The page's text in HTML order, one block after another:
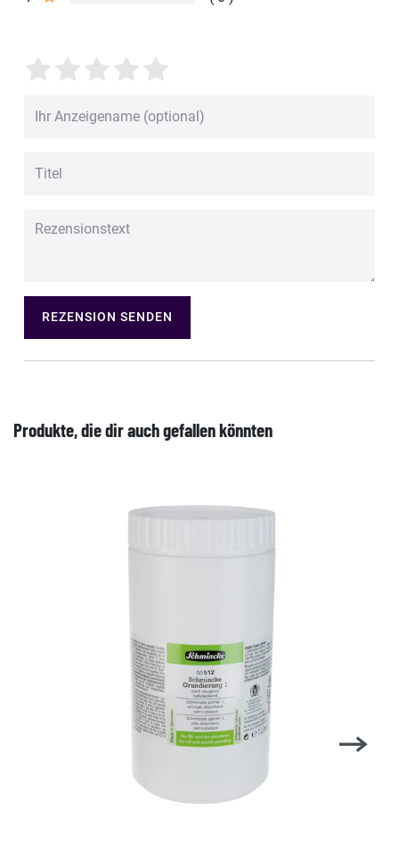
REZENSION SENDEN
Produkte, die dir auch gefallen könnten